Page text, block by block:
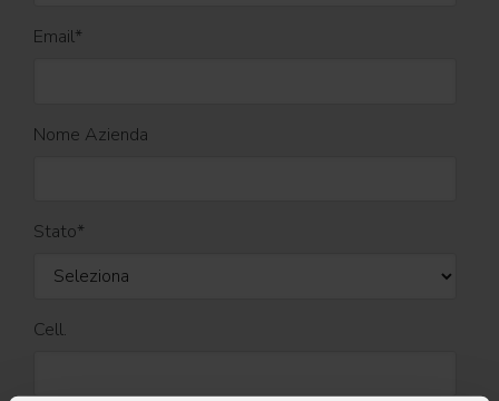
Email*
Nome Azienda
Stato*
Cell.